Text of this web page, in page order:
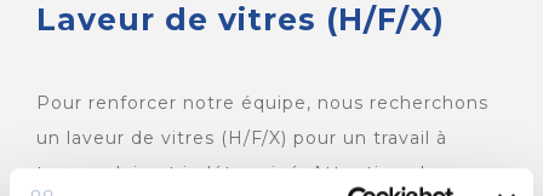
Laveur de vitres (H/F/X)
Pour renforcer notre équipe, nous recherchons
un laveur de vitres (H/F/X) pour un travail à
temps plein et indéterminé. Attention : la